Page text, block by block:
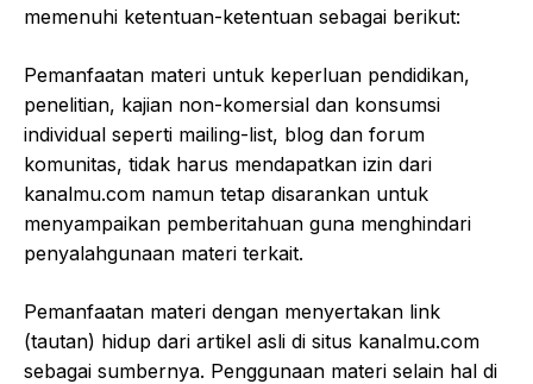
memenuhi ketentuan-ketentuan sebagai berikut:
Pemanfaatan materi untuk keperluan pendidikan,
penelitian, kajian non-komersial dan konsumsi
individual seperti mailing-list, blog dan forum
komunitas, tidak harus mendapatkan izin dari
kanalmu.com namun tetap disarankan untuk
menyampaikan pemberitahuan guna menghindari
penyalahgunaan materi terkait.
Pemanfaatan materi dengan menyertakan link
(tautan) hidup dari artikel asli di situs kanalmu.com
sebagai sumbernya. Penggunaan materi selain hal di